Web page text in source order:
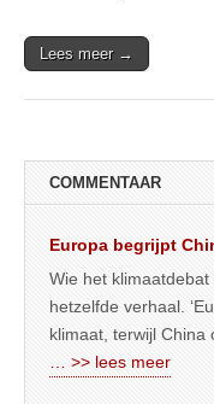
Lees meer →
COMMENTAAR
Europa begrijpt
Wie het
hetzelfde verhaal.
klimaat, terwijl China
… >> lees meer